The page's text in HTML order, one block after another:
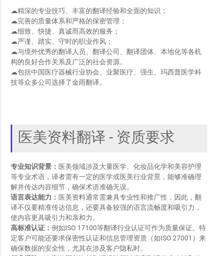
☁精深的专业技巧、丰富的翻译经验和全面的知识；
☁完善的质量体系和严格的保密管理；
☁细致、快捷、真诚而高效的服务；
☁严谨、踏实、守时的职业作风；
☁与境外优秀的翻译人员、翻译公司、翻译团体、本地化等各机
构的良好合作关系及广泛的社会资源。
☁包括中国医疗器械行业协会、业聚医疗、强生、玛西普医学科
技等众多公司选择了金雨翻译。
医美资料翻译 - 资质要求
专业知识背景： 医美领域涉及大量医学、化妆品化学和美容护理
等专业术语，译者需有一定的医学或医美行业背景，能够准确理
解并传达内容细节，确保术语准确无误。
语言表达能力： 医美资料通常需兼具专业性和推广性，因此，翻
译不仅要精准传达信息，还要具备较强的语言流畅度和吸引力，
使内容更具吸引力和亲和力。
高标准认证：例如ISO 17100等翻译行业认证可作为质量保证。特
定客户可能还要求保密性认证和信息管理资质（如ISO 27001）来
确保数据的安全性，尤其在涉及客户隐私时。